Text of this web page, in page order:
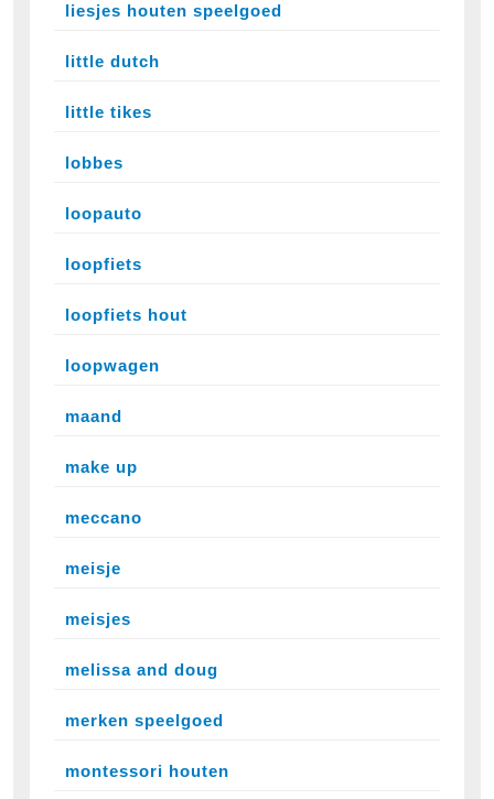
liesjes houten speelgoed
little dutch
little tikes
lobbes
loopauto
loopfiets
loopfiets hout
loopwagen
maand
make up
meccano
meisje
meisjes
melissa and doug
merken speelgoed
montessori houten